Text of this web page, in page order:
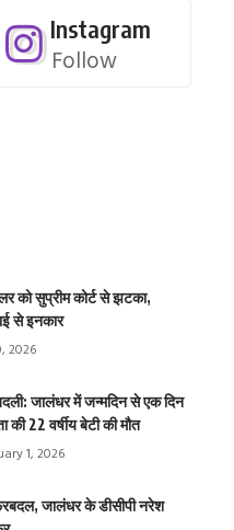
Instagram
Follow
को सुप्रीम कोर्ट से झटका,
से इनकार
2026
जालंधर में जन्मदिन से एक दिन
की 22 वर्षीय बेटी की मौत
1, 2026
जालंधर के डीसीपी नरेश